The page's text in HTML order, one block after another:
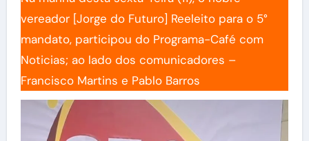
vereador [Jorge do Futuro] Reeleito para o 5°
mandato, participou do Programa-Café com
Noticias; ao lado dos comunicadores –
Francisco Martins e Pablo Barros